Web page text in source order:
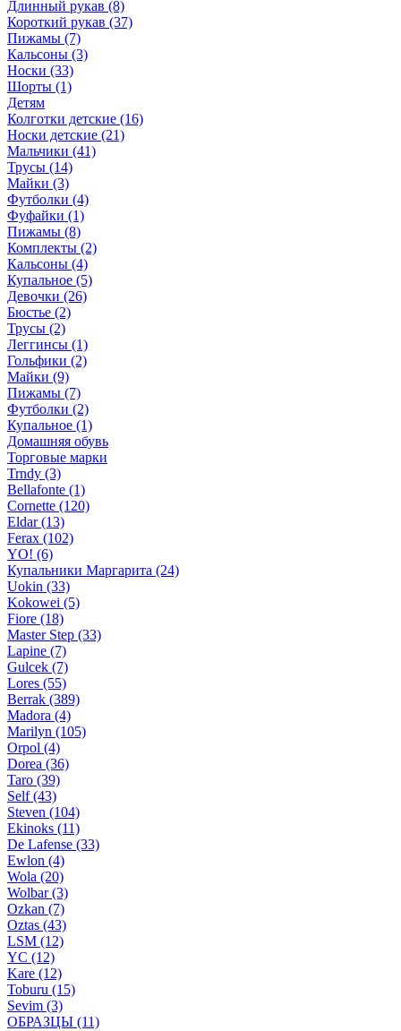
Длинный рукав (8)
Короткий рукав (37)
Пижамы (7)
Кальсоны (3)
Носки (33)
Шорты (1)
Детям
Колготки детские (16)
Носки детские (21)
Мальчики (41)
Трусы (14)
Майки (3)
Футболки (4)
Фуфайки (1)
Пижамы (8)
Комплекты (2)
Кальсоны (4)
Купальное (5)
Девочки (26)
Бюстье (2)
Трусы (2)
Леггинсы (1)
Гольфики (2)
Майки (9)
Пижамы (7)
Футболки (2)
Купальное (1)
Домашняя обувь
Торговые марки
Trndy (3)
Bellafonte (1)
Cornette (120)
Eldar (13)
Ferax (102)
YO! (6)
Купальники Маргарита (24)
Uokin (33)
Kokowei (5)
Fiore (18)
Master Step (33)
Lapine (7)
Gulcek (7)
Lores (55)
Berrak (389)
Madora (4)
Marilyn (105)
Orpol (4)
Dorea (36)
Taro (39)
Self (43)
Steven (104)
Ekinoks (11)
De Lafense (33)
Ewlon (4)
Wola (20)
Wolbar (3)
Ozkan (7)
Oztas (43)
LSM (12)
YC (12)
Kare (12)
Toburu (15)
Sevim (3)
ОБРАЗЦЫ (11)